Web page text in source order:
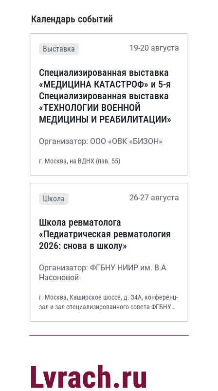
Календарь событий
Выставка 19-20 августа
Специализированная выставка
«МЕДИЦИНА КАТАСТРОФ» и 5-я
Специализированная выставка
«ТЕХНОЛОГИИ ВОЕННОЙ
МЕДИЦИНЫ И РЕАБИЛИТАЦИИ»
Организатор: ООО «ОВК «БИЗОН»
г. Москва, на ВДНХ (пав. 55)
Школа 26-27 августа
Школа ревматолога
«Педиатрическая ревматология
2026: снова в школу»
Организатор: ФГБНУ НИИР им. В.А.
Насоновой
г. Москва, Каширское шоссе, д. 34А, конференц-
зал и зал специализированного совета ФГБНУ